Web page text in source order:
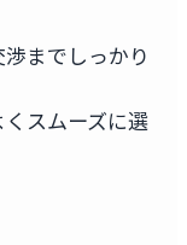
までしっかり
スムーズに選